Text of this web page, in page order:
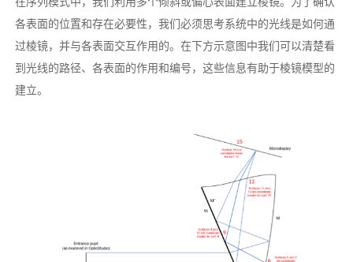
各表面的位置和存在必要性，我们必须思考系统中的光线是如何通
过棱镜，并与各表面交互作用的。在下方示意图中我们可以清楚看
到光线的路径、各表面的作用和编号，这些信息有助于棱镜模型的
建立。